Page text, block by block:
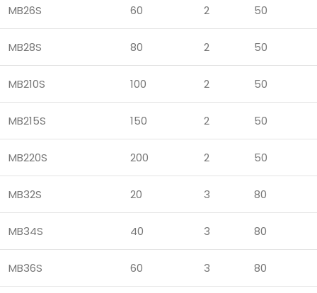
MB26S 60 2 50
MB28S 80 2 50
MB210S 100 2 50
MB215S 150 2 50
MB220S 200 2 50
MB32S 20 3 80
MB34S 40 3 80
MB36S 60 3 80